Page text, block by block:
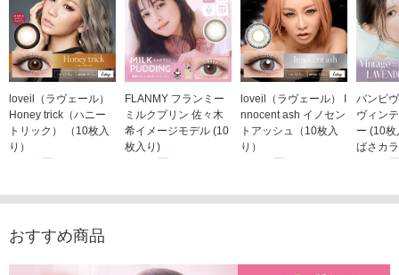
loveil（ラヴェール）
Honey trick（ハニー
トリック） （10枚入
り）
FLANMY フランミー
ミルクプリン 佐々木
希イメージモデル (10
枚入り)
loveil（ラヴェール） I
nnocent ash イノセン
トアッシュ（10枚入
り）
バンビ
ヴィン
ー (10
ばさカ
おすすめ商品